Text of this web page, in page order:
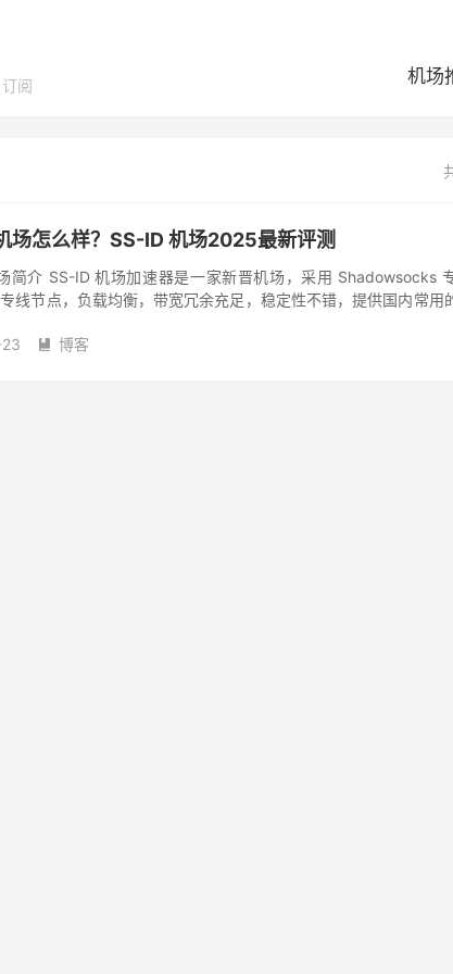
阅
机场
场怎么样？SS-ID 机场2025最新评测
简介 SS-ID 机场加速器是一家新晋机场，采用 Shadowsocks
线节点，负载均衡，带宽冗余充足，稳定性不错，提供国内常用
 博客